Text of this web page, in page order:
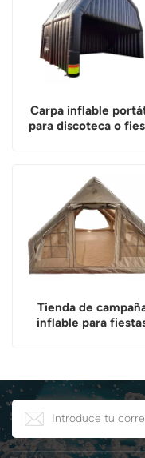
Carpa inflable
para discoteca o
Tienda de
inflable para